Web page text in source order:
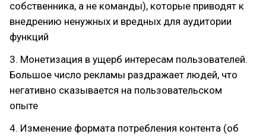
собственника, а не команды), которые приводят к
внедрению ненужных и вредных для аудитории
функций
3. Монетизация в ущерб интересам пользователей.
Большое число рекламы раздражает людей, что
негативно сказывается на пользовательском
опыте
4. Изменение формата потребления контента (об